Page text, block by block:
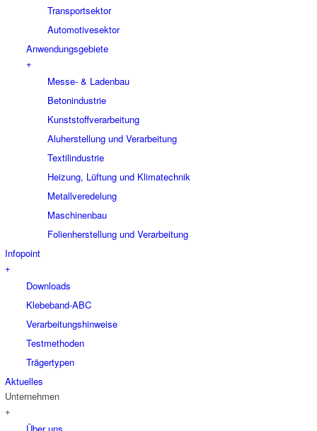
Transportsektor
Automotivesektor
Anwendungsgebiete
+
Messe- & Ladenbau
Betonindustrie
Kunststoffverarbeitung
Aluherstellung und Verarbeitung
Textilindustrie
Heizung, Lüftung und Klimatechnik
Metallveredelung
Maschinenbau
Folienherstellung und Verarbeitung
Infopoint
+
Downloads
Klebeband-ABC
Verarbeitungshinweise
Testmethoden
Trägertypen
Aktuelles
Unternehmen
+
Über uns